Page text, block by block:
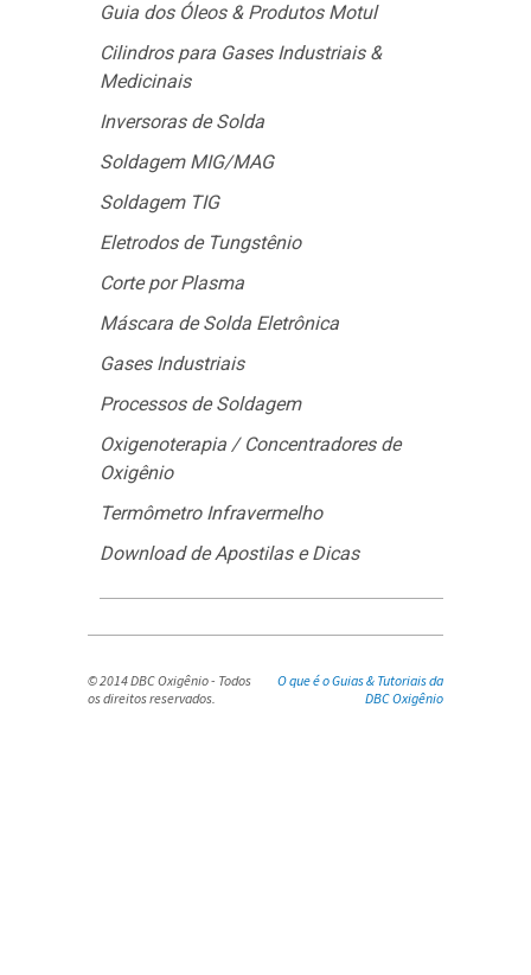
Guia dos Óleos & Produtos Motul
Cilindros para Gases Industriais &
Medicinais
Inversoras de Solda
Soldagem MIG/MAG
Soldagem TIG
Eletrodos de Tungstênio
Corte por Plasma
Máscara de Solda Eletrônica
Gases Industriais
Processos de Soldagem
Oxigenoterapia / Concentradores de
Oxigênio
Termômetro Infravermelho
Download de Apostilas e Dicas
© 2014 DBC Oxigênio - Todos
os direitos reservados.
O que é o Guias & Tutoriais da
DBC Oxigênio